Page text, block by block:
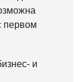
первом
и